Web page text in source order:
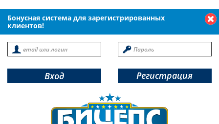
Бонусная система для зарегистрированных
клиентов!
Вход Регистрация